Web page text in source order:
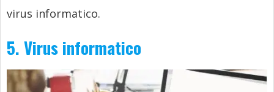
virus informatico.
5. Virus informatico